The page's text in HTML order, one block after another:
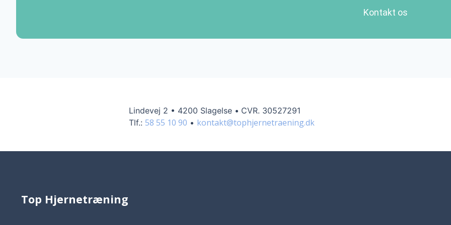
Kontakt os
Lindevej 2 • 4200 Slagelse • CVR. 30527291
Tlf.: 58 55 10 90 • kontakt@tophjernetraening.dk
Top Hjernetræning